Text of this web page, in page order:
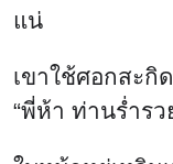
แน่
เขาใช้ศอกสะกิ
“พี่ห้า ท่านร่ำรว